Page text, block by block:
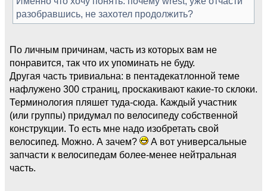
разобравшись, не захотел продолжить?
По личным причинам, часть из которых вам не
понравится, так что их упоминать не буду.
Другая часть тривиальна: в пентадекатлонной теме
нафлужено 300 страниц, проскакивают какие-то склоки.
Терминология пляшет туда-сюда. Каждый участник
(или группы) придумал по велосипеду собственной
конструкции. То есть мне надо изобретать свой
велосипед. Можно. А зачем?
А вот универсальные
запчасти к велосипедам более-менее нейтральная
часть.